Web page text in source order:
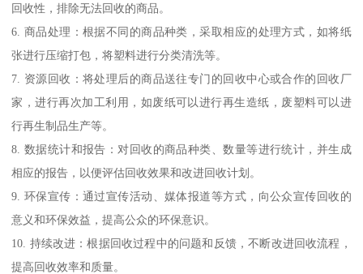
回收性，排除无法回收的商品。
6. 商品处理：根据不同的商品种类，采取相应的处理方式，如将纸
张进行压缩打包，将塑料进行分类清洗等。
7. 资源回收：将处理后的商品送往专门的回收中心或合作的回收厂
家，进行再次加工利用，如废纸可以进行再生造纸，废塑料可以进
行再生制品生产等。
8. 数据统计和报告：对回收的商品种类、数量等进行统计，并生成
相应的报告，以便评估回收效果和改进回收计划。
9. 环保宣传：通过宣传活动、媒体报道等方式，向公众宣传回收的
意义和环保效益，提高公众的环保意识。
10. 持续改进：根据回收过程中的问题和反馈，不断改进回收流程，
提高回收效率和质量。